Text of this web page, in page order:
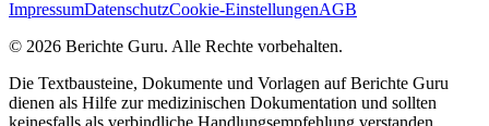
ImpressumDatenschutzCookie-EinstellungenAGB
© 2026 Berichte Guru. Alle Rechte vorbehalten.
Die Textbausteine, Dokumente und Vorlagen auf Berichte Guru
dienen als Hilfe zur medizinischen Dokumentation und sollten